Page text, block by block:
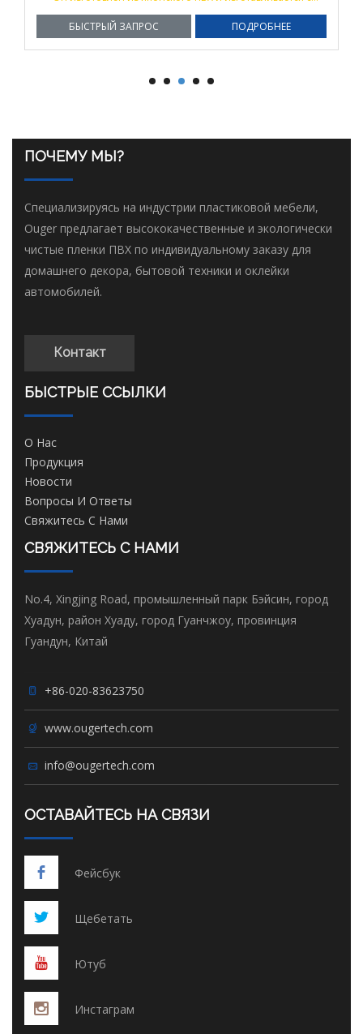
помощью многих сложных процессов, таких как
каландрирование, печать, ламинирование и
подкатывание.
БЫСТРЫЙ ЗАПРОС ПОДРОБНЕЕ
ПОЧЕМУ МЫ?
Специализируясь на индустрии пластиковой мебели,
Ouger предлагает высококачественные и экологически
чистые пленки ПВХ по индивидуальному заказу для
домашнего декора, бытовой техники и оклейки
автомобилей.
Контакт
БЫСТРЫЕ ССЫЛКИ
О Нас
Продукция
Новости
Вопросы И Ответы
Свяжитесь С Нами
СВЯЖИТЕСЬ С НАМИ
No.4, Xingjing Road, промышленный парк Бэйсин, город
Хуадун, район Хуаду, город Гуанчжоу, провинция
Гуандун, Китай
+86-020-83623750
www.ougertech.com
info@ougertech.com
ОСТАВАЙТЕСЬ НА СВЯЗИ
Фейсбук
Щебетать
Ютуб
Инстаграм